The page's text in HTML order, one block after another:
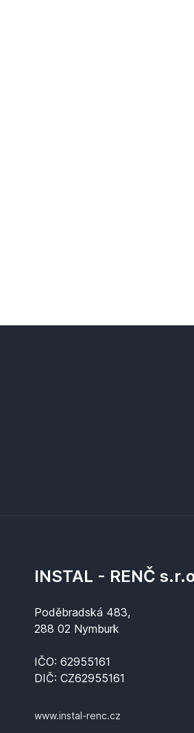
INSTAL - RENČ
Poděbradská 483,
288 02 Nymburk
IČO: 62955161
DIČ: CZ62955161
www.instal-renc.cz